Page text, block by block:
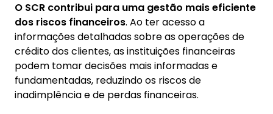
O SCR contribui para uma gestão mais eficiente
dos riscos financeiros. Ao ter acesso a
informações detalhadas sobre as operações de
crédito dos clientes, as instituições financeiras
podem tomar decisões mais informadas e
fundamentadas, reduzindo os riscos de
inadimplência e de perdas financeiras.